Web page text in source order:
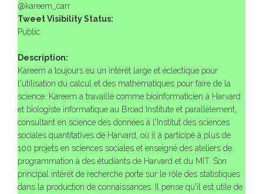
@kareem_carr
Tweet Visibility Status:
Public
Description:
Kareem a toujours eu un intérêt large et éclectique pour
l'utilisation du calcul et des mathématiques pour faire de la
science. Kareem a travaillé comme bioinformaticien à Harvard
et biologiste informatique au Broad Institute et parallèlement,
consultant en science des données à l'Institut des sciences
sociales quantitatives de Harvard, où il a participé à plus de
100 projets en sciences sociales et enseigné des ateliers de
programmation à des étudiants de Harvard et du MIT. Son
principal intérêt de recherche porte sur le rôle des statistiques
dans la production de connaissances. Il pense qu'il est utile de